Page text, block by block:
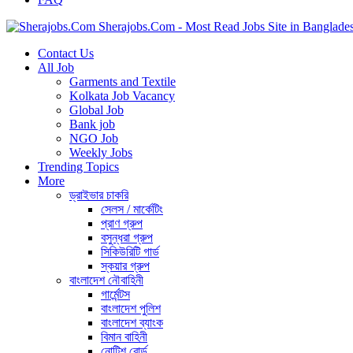
Sherajobs.Com - Most Read Jobs Site in
Contact Us
All Job
Garments and Textile
Kolkata Job Vacancy
Global Job
Bank job
NGO Job
Weekly Jobs
Trending Topics
More
ড্রাইভার চাকরি
সেলস / মার্কেটিং
প্রাণ গ্রুপ
বসুন্ধরা গ্রুপ
সিকিউরিটি গার্ড
স্কয়ার গ্রুপ
বাংলাদেশ নৌবাহিনী
গার্মেন্টস
বাংলাদেশ পুলিশ
বাংলাদেশ ব্যাংক
বিমান বাহিনী